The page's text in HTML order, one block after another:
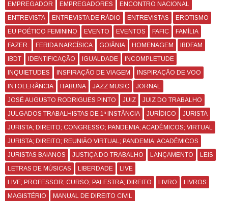
EMPREGADOR
EMPREGADORES
ENCONTRO NACIONAL
ENTREVISTA
ENTREVISTA DE RÁDIO ENTREVISTAS
EROTISMO
EU POÉTICO FEMININO
EVENTO EVENTOS FAFIC
FAMÍLIA
FAZER.
FERIDA NARCÍSICA GOIÂNIA HOMENAGEM
IBDFAM
IBDT
IDENTIFICAÇÃO IGUALDADE
INCOMPLETUDE
INQUIETUDES
INSPIRAÇÃO DE VIAGEM
INSPIRAÇÃO DE VOO
INTOLERÂNCIA
ITABUNA JAZZ MUSIC
JORNAL
JOSÉ AUGUSTO RODRIGUES PINTO
JUIZ
JUIZ DO TRABALHO
JULGADOS TRABALHISTAS DE 1ª INSTÂNCIA
JURÍDICO
JURISTA
JURISTA; DIREITO; CONGRESSO; PANDEMIA; ACADÊMICOS; VIRTUAL
JURISTA; DIREITO; REUNIÃO VIRTUAL; PANDEMIA; ACADÊMICOS
JURISTAS BAIANOS
JUSTIÇA DO TRABALHO LANÇAMENTO
LEIS
LETRAS DE MÚSICAS
LIBERDADE
LIVE
LIVE; PROFESSOR; CURSO; PALESTRA; DIREITO
LIVRO
LIVROS
MAGISTÉRIO
MANUAL DE DIREITO CIVIL